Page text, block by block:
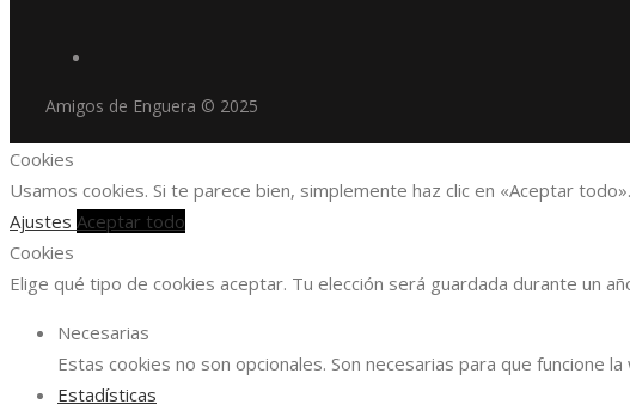
Amigos de Enguera © 2025
Cookies
Usamos cookies. Si te parece bien, simplemente haz clic en «Aceptar
Ajustes Aceptar todo
Cookies
Elige qué tipo de cookies aceptar. Tu elección será guardada durante un
Necesarias
Estas cookies no son opcionales. Son necesarias para que funcione la
Estadísticas